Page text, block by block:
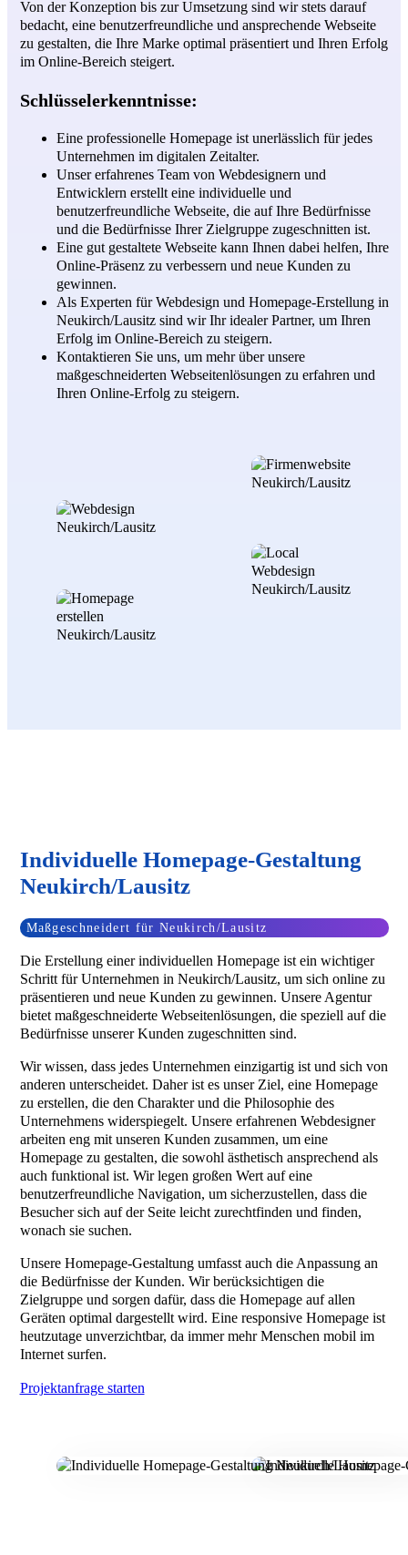
Von der Konzeption bis zur Umsetzung sind wir stets darauf
bedacht, eine benutzerfreundliche und ansprechende Webseite
zu gestalten, die Ihre Marke optimal präsentiert und Ihren Erfolg
im Online-Bereich steigert.
Schlüsselerkenntnisse:
Eine professionelle Homepage ist unerlässlich für jedes
Unternehmen im digitalen Zeitalter.
Unser erfahrenes Team von Webdesignern und
Entwicklern erstellt eine individuelle und
benutzerfreundliche Webseite, die auf Ihre Bedürfnisse
und die Bedürfnisse Ihrer Zielgruppe zugeschnitten ist.
Eine gut gestaltete Webseite kann Ihnen dabei helfen, Ihre
Online-Präsenz zu verbessern und neue Kunden zu
gewinnen.
Als Experten für Webdesign und Homepage-Erstellung in
Neukirch/Lausitz sind wir Ihr idealer Partner, um Ihren
Erfolg im Online-Bereich zu steigern.
Kontaktieren Sie uns, um mehr über unsere
maßgeschneiderten Webseitenlösungen zu erfahren und
Ihren Online-Erfolg zu steigern.
Individuelle Homepage-Gestaltung
Neukirch/Lausitz
Maßgeschneidert für Neukirch/Lausitz
Die Erstellung einer individuellen Homepage ist ein wichtiger
Schritt für Unternehmen in Neukirch/Lausitz, um sich online zu
präsentieren und neue Kunden zu gewinnen. Unsere Agentur
bietet maßgeschneiderte Webseitenlösungen, die speziell auf die
Bedürfnisse unserer Kunden zugeschnitten sind.
Wir wissen, dass jedes Unternehmen einzigartig ist und sich von
anderen unterscheidet. Daher ist es unser Ziel, eine Homepage
zu erstellen, die den Charakter und die Philosophie des
Unternehmens widerspiegelt. Unsere erfahrenen Webdesigner
arbeiten eng mit unseren Kunden zusammen, um eine
Homepage zu gestalten, die sowohl ästhetisch ansprechend als
auch funktional ist. Wir legen großen Wert auf eine
benutzerfreundliche Navigation, um sicherzustellen, dass die
Besucher sich auf der Seite leicht zurechtfinden und finden,
wonach sie suchen.
Unsere Homepage-Gestaltung umfasst auch die Anpassung an
die Bedürfnisse der Kunden. Wir berücksichtigen die
Zielgruppe und sorgen dafür, dass die Homepage auf allen
Geräten optimal dargestellt wird. Eine responsive Homepage ist
heutzutage unverzichtbar, da immer mehr Menschen mobil im
Internet surfen.
Projektanfrage starten